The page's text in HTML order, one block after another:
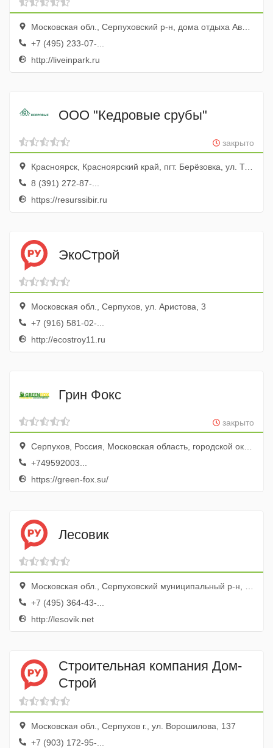
Московская обл., Серпуховский р-н, дома отдыха Авангард пос., зд. Клуба
+7 (495) 233-07-...
http://liveinpark.ru
ООО "Кедровые срубы"
закрыто
Красноярск, Красноярский край, пгт. Берёзовка, ул. Трактовая, д. 112 стр. 2
8 (391) 272-87-...
https://resurssibir.ru
ЭкоСтрой
Московская обл., Серпухов, ул. Аристова, 3
+7 (916) 581-02-...
http://ecostroy11.ru
Грин Фокс
закрыто
Серпухов, Россия, Московская область, городской округ Серпухов, деревня Гавшино, территория Квартал А, 101
+749592003...
https://green-fox.su/
Лесовик
Московская обл., Серпуховский муниципальный р-н, Съяново-1 дер., 2
+7 (495) 364-43-...
http://lesovik.net
Строительная компания Дом-
Строй
Московская обл., Серпухов г., ул. Ворошилова, 137
+7 (903) 172-95-...